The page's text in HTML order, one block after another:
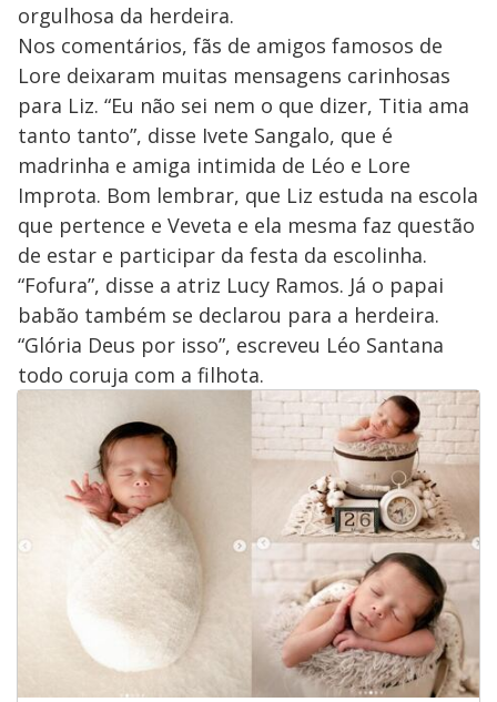
orgulhosa da herdeira.
Nos comentários, fãs de amigos famosos de
Lore deixaram muitas mensagens carinhosas
para Liz. “Eu não sei nem o que dizer, Titia ama
tanto tanto”, disse Ivete Sangalo, que é
madrinha e amiga intimida de Léo e Lore
Improta. Bom lembrar, que Liz estuda na escola
que pertence e Veveta e ela mesma faz questão
de estar e participar da festa da escolinha.
“Fofura”, disse a atriz Lucy Ramos. Já o papai
babão também se declarou para a herdeira.
“Glória Deus por isso”, escreveu Léo Santana
todo coruja com a filhota.